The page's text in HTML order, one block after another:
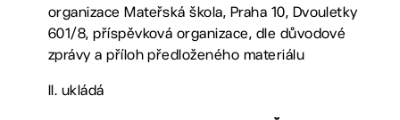
organizace Mateřská škola, Praha 10, Dvouletky
601/8, příspěvková organizace, dle důvodové
zprávy a příloh předloženého materiálu
II. ukládá